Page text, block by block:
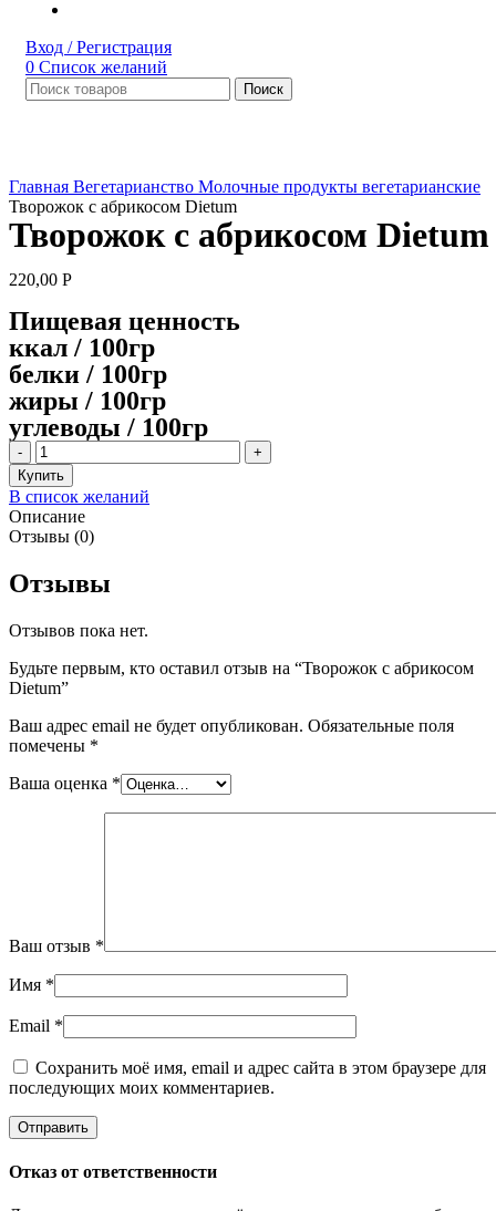
Вход / Регистрация
0 Список желаний
Поиск
Главная Вегетарианство Молочные продукты вегетарианские
Творожок с абрикосом Dietum
Творожок с абрикосом Dietum
220,00 Р
Пищевая ценность
ккал / 100гр
белки / 100гр
жиры / 100гр
углеводы / 100гр
Количество
товара
Творожок
с
абрикосом
Dietum
Купить
В список желаний
Описание
Отзывы (0)
Отзывы
Отзывов пока нет.
Будьте первым, кто оставил отзыв на “Творожок с абрикосом
Dietum”
Ваш адрес email не будет опубликован. Обязательные поля
помечены *
Ваша оценка *
Ваш отзыв *
Имя *
Email *
Сохранить моё имя, email и адрес сайта в этом браузере для
последующих моих комментариев.
Отказ от ответственности